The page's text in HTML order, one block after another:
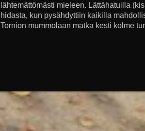
lähtemättömästi mieleen. Lättähatuilla
hidasta, kun pysähdyttiin kaikilla
Tornion mummolaan matka kesti kolme